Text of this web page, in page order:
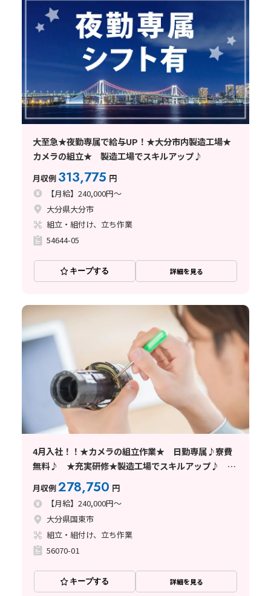
大至急★夜勤専属で給与UP！★大分市内製造工場★
カメラの組立★ 製造工場でスキルアップ♪
月収例 313,775 円
【月給】240,000円～
大分県大分市
組立・組付け、立ち作業
54644-05
キープする 詳細を見る
4月入社！！★カメラの組立作業★ 日勤専属♪寮費
無料♪ ★充実研修★製造工場でスキルアップ♪ 土
日休み♪ 大分県くにさきし
月収例278,750 円
【月給】240,000円～
大分県国東市
組立・組付け、立ち作業
56070-01
キープする 詳細を見る